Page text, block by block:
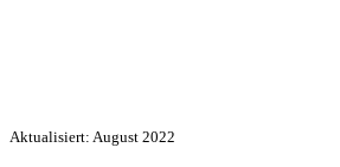
Aktualisiert: August 2022